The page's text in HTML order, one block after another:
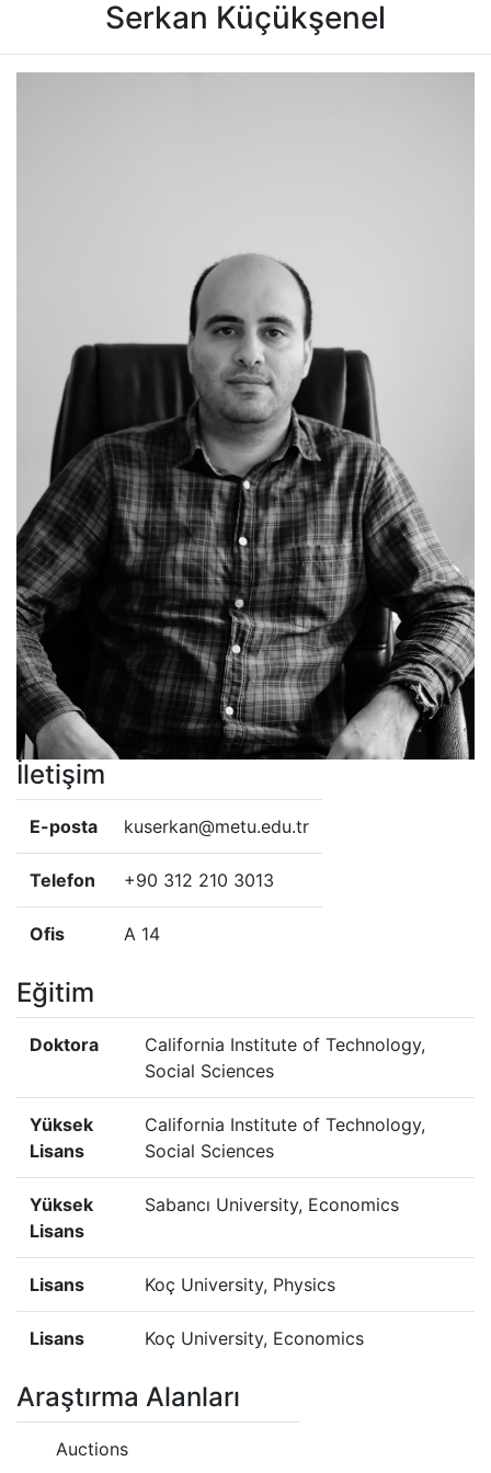
Serkan Küçükşenel
İletişim
E-posta kuserkan@metu.edu.tr
Telefon +90 312 210 3013
Ofis A 14
Eğitim
Doktora
California Institute of Technology,
Social Sciences
Yüksek
Lisans
California Institute of Technology,
Social Sciences
Yüksek
Lisans
Sabancı University, Economics
Lisans Koç University, Physics
Lisans Koç University, Economics
Araştırma Alanları
Auctions